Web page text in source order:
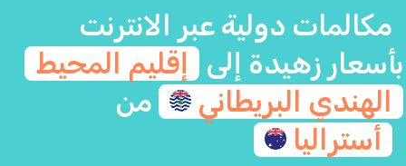
مكالمات دولية عبر الانترنت
بأسعار زهيدة إلى
إقليم المحيط
الهندي البريطاني
من
أستراليا